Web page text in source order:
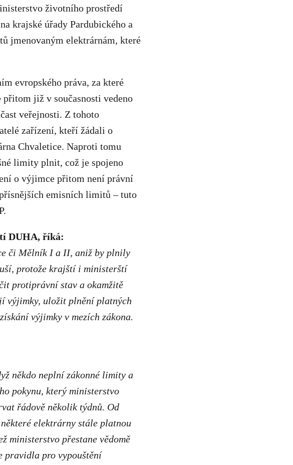
životního prostředí
krajské úřady Pardubického a
jmenovaným elektrárnám, které
evropského práva, za které
již v současnosti vedeno
veřejnosti. Z tohoto
zařízení, kteří žádali o
Chvaletice. Naproti tomu
limity plnit, což je spojeno
o výjimce přitom není právní
emisních limitů – tuto
DUHA, říká:
či Mělník I a II, aniž by plnily
protože krajští i ministerští
protiprávní stav a okamžitě
výjimky, uložit plnění platných
výjimky v mezích zákona.
někdo neplní zákonné limity a
pokynu, který ministerstvo
řádově několik týdnů. Od
elektrárny stále platnou
ministerstvo přestane vědomě
pravidla pro vypouštění